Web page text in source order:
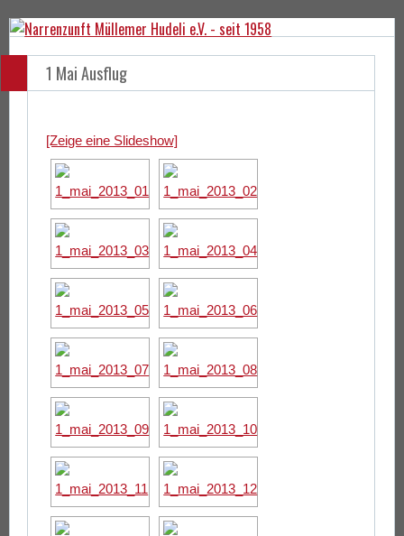
1 Mai Ausflug
[Zeige eine Slideshow]